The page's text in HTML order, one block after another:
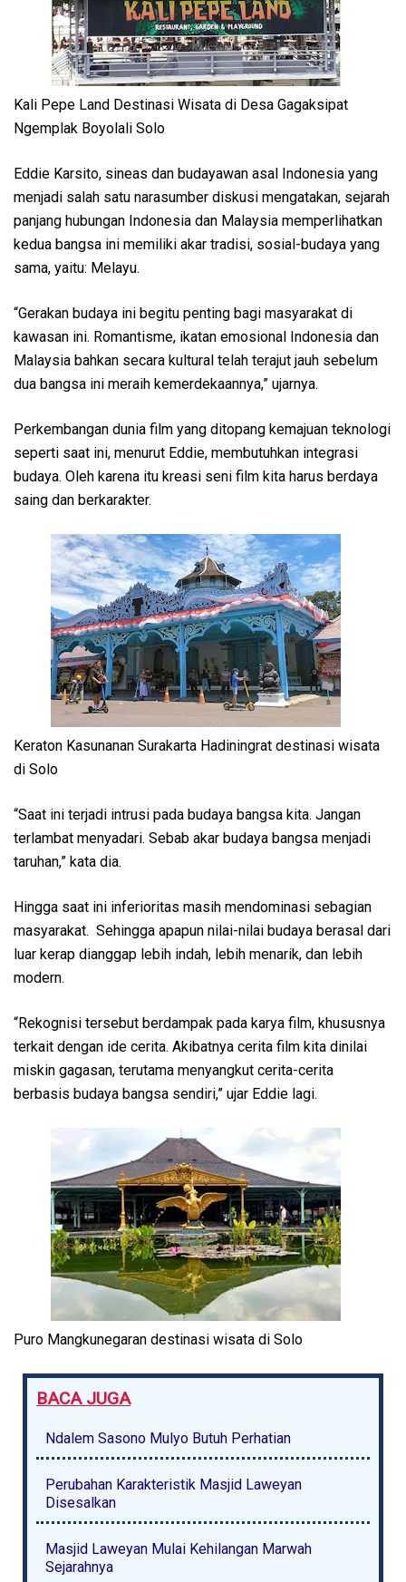
Kali Pepe Land Destinasi Wisata di Desa Gagaksipat
Ngemplak Boyolali Solo
Eddie Karsito, sineas dan budayawan asal Indonesia yang
menjadi salah satu narasumber diskusi mengatakan, sejarah
panjang hubungan Indonesia dan Malaysia memperlihatkan
kedua bangsa ini memiliki akar tradisi, sosial-budaya yang
sama, yaitu: Melayu.
“Gerakan budaya ini begitu penting bagi masyarakat di
kawasan ini. Romantisme, ikatan emosional Indonesia dan
Malaysia bahkan secara kultural telah terajut jauh sebelum
dua bangsa ini meraih kemerdekaannya,” ujarnya.
Perkembangan dunia film yang ditopang kemajuan teknologi
seperti saat ini, menurut Eddie, membutuhkan integrasi
budaya. Oleh karena itu kreasi seni film kita harus berdaya
saing dan berkarakter.
Keraton Kasunanan Surakarta Hadiningrat destinasi wisata
di Solo
“Saat ini terjadi intrusi pada budaya bangsa kita. Jangan
terlambat menyadari. Sebab akar budaya bangsa menjadi
taruhan,” kata dia.
Hingga saat ini inferioritas masih mendominasi sebagian
masyarakat. Sehingga apapun nilai-nilai budaya berasal dari
luar kerap dianggap lebih indah, lebih menarik, dan lebih
modern.
“Rekognisi tersebut berdampak pada karya film, khususnya
terkait dengan ide cerita. Akibatnya cerita film kita dinilai
miskin gagasan, terutama menyangkut cerita-cerita
berbasis budaya bangsa sendiri,” ujar Eddie lagi.
Puro Mangkunegaran destinasi wisata di Solo
BACA JUGA
Ndalem Sasono Mulyo Butuh Perhatian
Perubahan Karakteristik Masjid Laweyan
Disesalkan
Masjid Laweyan Mulai Kehilangan Marwah
Sejarahnya